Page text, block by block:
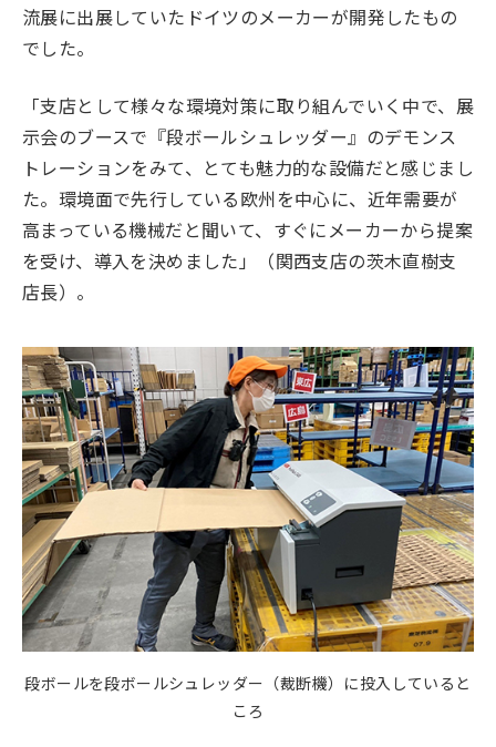
流展に出展していたドイツのメーカーが開発したもの
でした。
「支店として様々な環境対策に取り組んでいく中で、展
示会のブースで『段ボールシュレッダー』のデモンス
トレーションをみて、とても魅力的な設備だと感じまし
た。環境面で先行している欧州を中心に、近年需要が
高まっている機械だと聞いて、すぐにメーカーから提案
を受け、導入を決めました」（関西支店の茨木直樹支
店長）。
段ボールを段ボールシュレッダー（裁断機）に投入していると
ころ